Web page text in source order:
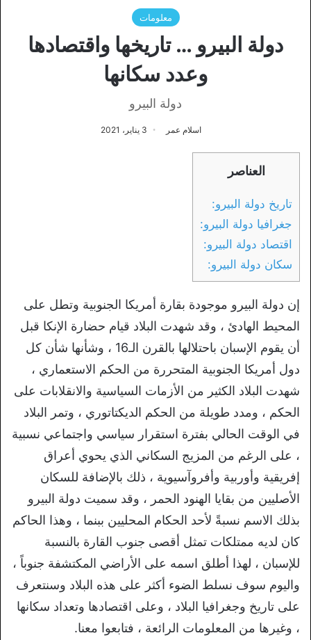
معلومات
دولة البيرو … تاريخها واقتصادها
وعدد سكانها
دولة البيرو
اسلام عمر 3 يناير، 2021
العناصر
تاريخ دولة البيرو:
جغرافيا دولة البيرو:
اقتصاد دولة البيرو:
سكان دولة البيرو:
إن دولة البيرو موجودة بقارة أمريكا الجنوبية وتطل على
المحيط الهادئ ، وقد شهدت البلاد قيام حضارة الإنكا قبل
أن يقوم الإسبان باحتلالها بالقرن الـ16 ، وشأنها شأن كل
دول أمريكا الجنوبية المتحررة من الحكم الاستعماري ،
شهدت البلاد الكثير من الأزمات السياسية والانقلابات على
الحكم ، ومدد طويلة من الحكم الديكتاتوري ، وتمر البلاد
في الوقت الحالي بفترة استقرار سياسي واجتماعي نسبية
، على الرغم من المزيج السكاني الذي يحوي أعراق
إفريقية وأوربية وأفروآسيوية ، ذلك بالإضافة للسكان
الأصليين من بقايا الهنود الحمر ، وقد سميت دولة البيرو
بذلك الاسم نسبةً لأحد الحكام المحليين ببنما ، وهذا الحاكم
كان لديه ممتلكات تمثل أقصى جنوب القارة بالنسبة
للإسبان ، لهذا أطلق اسمه على الأراضي المكتشفة جنوباً ،
واليوم سوف نسلط الضوء أكثر على هذه البلاد وسنتعرف
على تاريخ وجغرافيا البلاد ، وعلى اقتصادها وتعداد سكانها
، وغيرها من المعلومات الرائعة ، فتابعوا معنا.